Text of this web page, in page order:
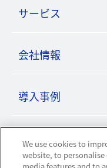
サービス
会社情報
導入事例
ビジネスパートナ
We use cookies to
website, to